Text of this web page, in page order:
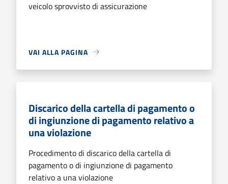
veicolo sprovvisto di assicurazione
VAI ALLA PAGINA
Discarico della cartella di pagamento o
di ingiunzione di pagamento relativo a
una violazione
Procedimento di discarico della cartella di
pagamento o di ingiunzione di pagamento
relativo a una violazione